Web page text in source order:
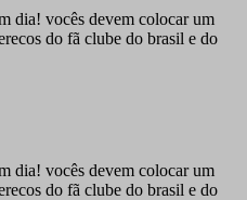
dia! vocês devem colocar um
do fã clube do brasil e do
dia! vocês devem colocar um
do fã clube do brasil e do